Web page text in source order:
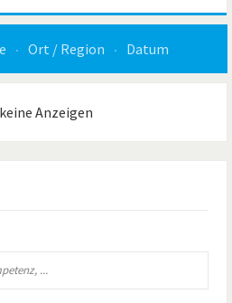
Ort / Region Datum
Anzeigen